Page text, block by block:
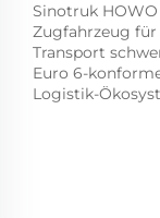
Sinotruk HOWO
Zugfahrzeug
Transport
Euro 6-
Logistik-